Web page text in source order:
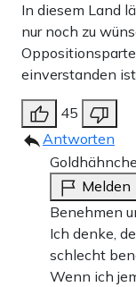
In diesem Land
nur noch zu
einverstanden
45
Antworten
Melden
Benehmen
Ich denke,
schlecht
Wenn ich